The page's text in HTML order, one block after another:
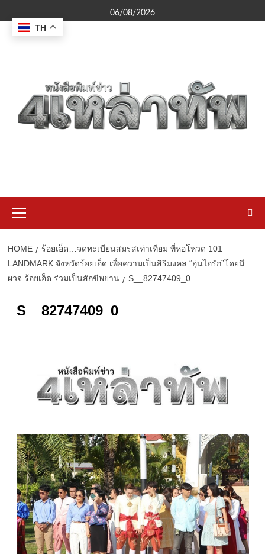
to
content
06/08/2026
Menu
HOME
ร้อยเอ็ด…จดทะเบียนสมรสเท่าเทียม ที่หอโหวด 101
LANDMARK จังหวัดร้อยเอ็ด เพื่อความเป็นสิริมงคล “อุ่นไอรัก”โดยมี
ผวจ.ร้อยเอ็ด ร่วมเป็นสักขีพยาน
S__82747409_0
S__82747409_0
TH